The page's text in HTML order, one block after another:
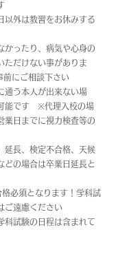
以外は教習をお休みする
かったり、病気や心身の
ただけない事がありま
前にご相談下さい
通う本人が出来ない場
能です　※代理入校の場
業日までに視力検査等の
延長、検定不合格、天候
どの場合は卒業日​延長と
必須となります！学科試
ご遠慮ください
科試験の日程は含まれて